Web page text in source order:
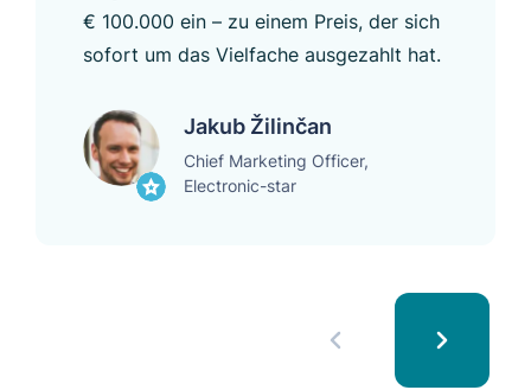
€ 100.000 ein – zu einem Preis, der sich
sofort um das Vielfache ausgezahlt hat.
Jakub Žilinčan
Chief Marketing Officer,
Electronic-star